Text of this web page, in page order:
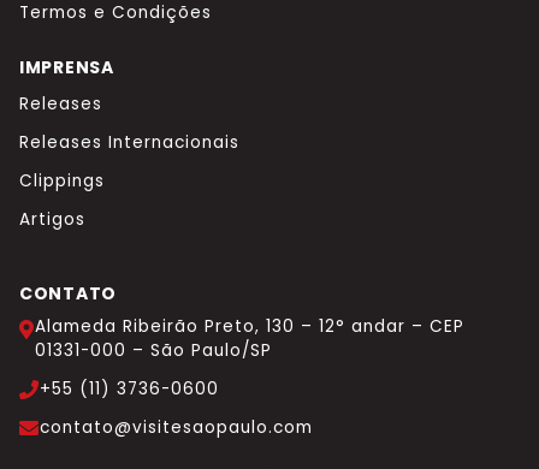
Termos e Condições
IMPRENSA
Releases
Releases Internacionais
Clippings
Artigos
CONTATO
Alameda Ribeirão Preto, 130 – 12° andar – CEP
01331-000 – São Paulo/SP
+55 (11) 3736-0600
contato@visitesaopaulo.com